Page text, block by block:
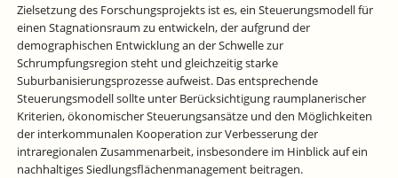
Zielsetzung des Forschungsprojekts ist es, ein Steuerungsmodell für
einen Stagnationsraum zu entwickeln, der aufgrund der
demographischen Entwicklung an der Schwelle zur
Schrumpfungsregion steht und gleichzeitig starke
Suburbanisierungsprozesse aufweist. Das entsprechende
Steuerungsmodell sollte unter Berücksichtigung raumplanerischer
Kriterien, ökonomischer Steuerungsansätze und den Möglichkeiten
der interkommunalen Kooperation zur Verbesserung der
intraregionalen Zusammenarbeit, insbesondere im Hinblick auf ein
nachhaltiges Siedlungsflächenmanagement beitragen.